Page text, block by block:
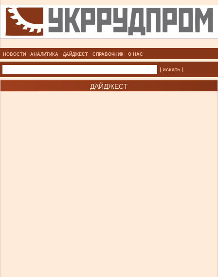
НОВОСТИ АНАЛИТИКА ДАЙДЖЕСТ СПРАВОЧНИК О НАС
| искать |
ДАЙДЖЕСТ